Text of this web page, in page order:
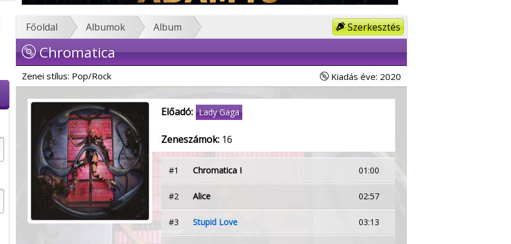
Szerkesztés
Főoldal Albumok Album
Chromatica
Zenei stílus: Pop/Rock Kiadás éve: 2020
Előadó: Lady Gaga
Zeneszámok: 16
#1 Chromatica I 01:00
#2 Alice 02:57
#3 Stupid Love 03:13